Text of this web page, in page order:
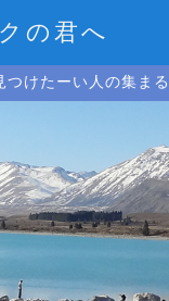
の君へ
つけたーい人の集ま